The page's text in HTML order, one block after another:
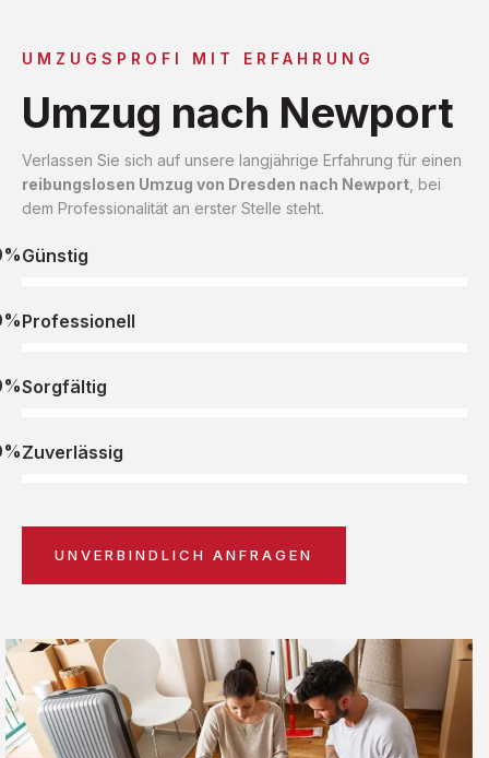
UMZUGSPROFI MIT ERFAHRUNG
Umzug nach Newport
Verlassen Sie sich auf unsere langjährige Erfahrung für einen
reibungslosen Umzug von Dresden nach Newport , bei
dem Professionalität an erster Stelle steht.
Günstig
Professionell
Sorgfältig
Zuverlässig
UNVERBINDLICH ANFRAGEN